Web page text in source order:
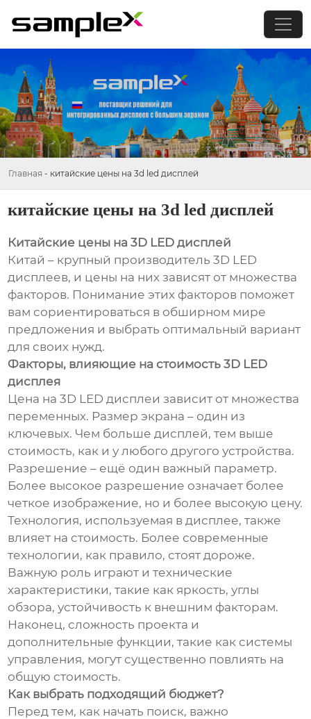
Главная - китайские цены на 3d led дисплей
китайские цены на 3d led дисплей
Китайские цены на 3D LED дисплей
Китай – крупный производитель 3D LED
дисплеев, и цены на них зависят от множества
факторов. Понимание этих факторов поможет
вам сориентироваться в обширном мире
предложения и выбрать оптимальный вариант
для своих нужд.
Факторы, влияющие на стоимость 3D LED
дисплея
Цена на 3D LED дисплеи зависит от множества
переменных. Размер экрана – один из
ключевых. Чем больше дисплей, тем выше
стоимость, как и у любого другого устройства.
Разрешение – ещё один важный параметр.
Более высокое разрешение означает более
четкое изображение, но и более высокую цену.
Технология, используемая в дисплее, также
влияет на стоимость. Более современные
технологии, как правило, стоят дороже.
Важную роль играют и технические
характеристики, такие как яркость, углы
обзора, устойчивость к внешним факторам.
Наконец, сложность проекта и
дополнительные функции, такие как системы
управления, могут существенно повлиять на
общую стоимость.
Как выбрать подходящий бюджет?
Перед тем, как начать поиск, важно